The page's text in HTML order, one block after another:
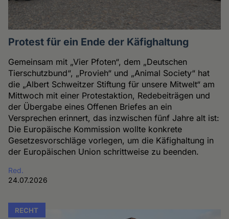
Protest für ein Ende der Käfighaltung
Gemeinsam mit „Vier Pfoten“, dem „Deutschen
Tierschutzbund“, „Provieh“ und „Animal Society“ hat
die „Albert Schweitzer Stiftung für unsere Mitwelt“ am
Mittwoch mit einer Protestaktion, Redebeiträgen und
der Übergabe eines Offenen Briefes an ein
Versprechen erinnert, das inzwischen fünf Jahre alt ist:
Die Europäische Kommission wollte konkrete
Gesetzesvorschläge vorlegen, um die Käfighaltung in
der Europäischen Union schrittweise zu beenden.
Red.
24.07.2026
RECHT